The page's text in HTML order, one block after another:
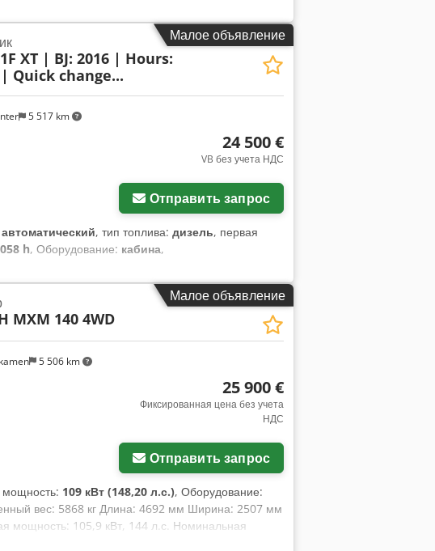
Малое объявление
5 517 km
XT | BJ: 2016 | Hours:
Quick change...
24 500 €
VB без учета НДС
Отправить запрос
автоматический, тип топлива: дизель, первая
h, Оборудование: кабина,
Малое объявление
5 506 km
MXM 140 4WD
25 900 €
Фиксированная цена без учета
НДС
Отправить запрос
мощность: 109 кВт (148,20 л.с.), Оборудование:
вес: 5868 кг Длина: 4692 мм Ширина: 2507 мм
мощность: 105,9 кВт, 144 л.с. Номинальная
цилиндров: 6 Рабочий объем: 7480 см³